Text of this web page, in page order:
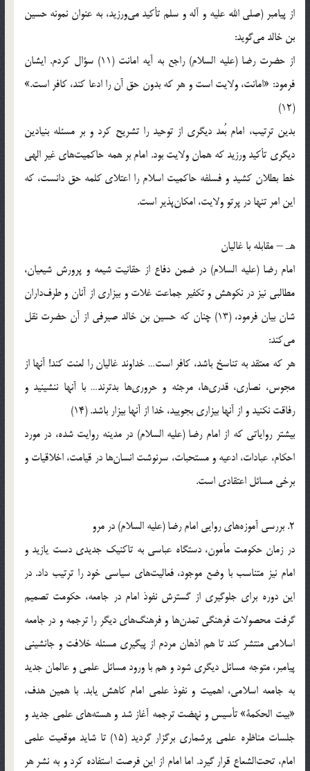
از پیامبر (صلی الله علیه و آله و سلم تأکید می‌ورزید، به عنوان نمونه حسین
بن خالد می‌گوید:
از حضرت رضا (علیه السلام) راجع به آیه امانت (11) سؤال کردم. ایشان
فرمود: «امانت، ولایت است و هر که بدون حق آن را ادعا کند، کافر است.»
(12)
بدین ترتیب، امام بُعد دیگری از توحید را تشریح کرد و بر مسئله بنیادین
دیگری تأکید ورزید که همان ولایت بود. امام بر همه حاکمیت‌های غیر الهی
خط بطلان کشید و فسلفه حاکمیت اسلام را اعتلای کلمه حق دانست، که
این امر تنها در پرتو ولایت، امکان‌پذیر است.
هـ – مقابله با غالیان
امام رضا (علیه السلام) در ضمن دفاع از حقانیت شیعه و پرورش شیعیان،
مطالبی نیز در نکوهش و تکفیر جماعت غلات و بیزاری از آنان و طرف‌داران
شان بیان فرمود، (13) چنان که حسین بن خالد صیرفی از آن حضرت نقل
می‌کند:
هر که معتقد به تناسخ باشد، کافر است… خداوند غالیان را لعنت کند! آنها از
مجوس، نصاری، قدری‌ها، مرجئه و حروری‌ها بدترند… با آنها ننشینید و
رفاقت نکنید و از آنها بیزاری بجویید، خدا از آنها بیزار باشد. (14)
بیشتر روایاتی که از امام رضا (علیه السلام) در مدینه روایت شده، در مورد
احکام، عبادات، ادعیه و مستحبات، سرنوشت انسان‌ها در قیامت، اخلاقیات و
برخی مسائل اعتقادی است.
2. بررسی آموزه‌های روایی امام رضا (علیه السلام) در مرو
در زمان حکومت مأمون، دستگاه عباسی به تاکنیک جدیدی دست یازید و
امام نیز متناسب با وضع موجود، فعالیت‌های سیاسی خود را ترتیب داد. در
این دوره برای جلوگیری از گسترش نفوذ امام در جامعه، حکومت تصمیم
گرفت محصولات فرهنگی تمدن‌ها و فرهنگ‌های دیگر را ترجمه و در جامعه
اسلامی منتشر کند تا هم اذهان مردم از پیگیری مسئله خلافت و جانشینی
پیامبر، متوجه مسائل دیگری شود و هم با ورود مسائل علمی و عالمان جدید
به جامعه اسلامی، اهمیت و نفوذ علمی امام کاهش یابد. با همین هدف،
«بیت الحکمة» تأسیس و نهضت ترجمه آغاز شد و هسته‌های علمی جدید و
جلسات مناظره علمی پرشماری برگزار گردید (15) تا شاید موقعیت علمی
امام، تحت‌الشعاع قرار گیرد. اما امام از این فرصت استفاده کرد و به نشر هر